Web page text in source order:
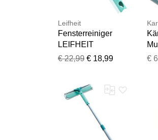
Leifheit
Fensterreiniger
LEIFHEIT
"Fenster- &
weiß), B:34cm
H:6cm T:30cm,
Fensterreiniger,
Fensterreiniger
€ 22,99 € 18,99 €